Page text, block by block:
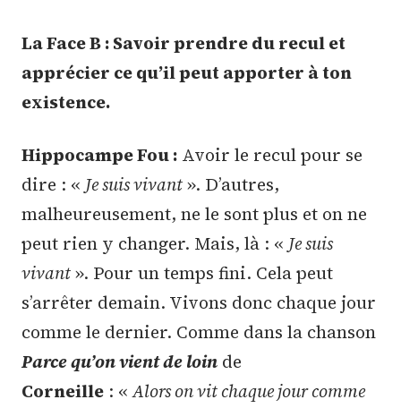
La Face B : Savoir prendre du recul et
apprécier ce qu’il peut apporter à ton
existence.
Hippocampe Fou : Avoir le recul pour se
dire : « Je suis vivant». D’autres,
malheureusement, ne le sont plus et on ne
peut rien y changer. Mais, là : « Je suis
vivant». Pour un temps fini. Cela peut
s’arrêter demain. Vivons donc chaque jour
comme le dernier. Comme dans la chanson
Parce qu’on vient de loin de
Corneille : «Alors on vit chaque jour comme